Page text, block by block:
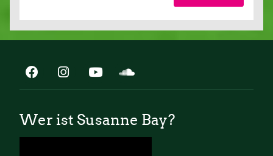
Wer ist Susanne Bay?